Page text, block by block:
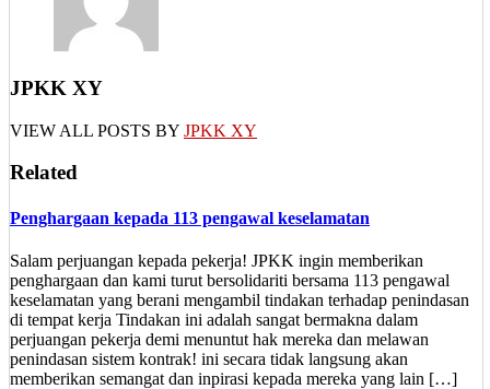
JPKK XY
VIEW ALL POSTS BY JPKK XY
Related
Penghargaan kepada 113 pengawal keselamatan
Salam perjuangan kepada pekerja! JPKK ingin memberikan
penghargaan dan kami turut bersolidariti bersama 113 pengawal
keselamatan yang berani mengambil tindakan terhadap penindasan
di tempat kerja Tindakan ini adalah sangat bermakna dalam
perjuangan pekerja demi menuntut hak mereka dan melawan
penindasan sistem kontrak! ini secara tidak langsung akan
memberikan semangat dan inpirasi kepada mereka yang lain […]